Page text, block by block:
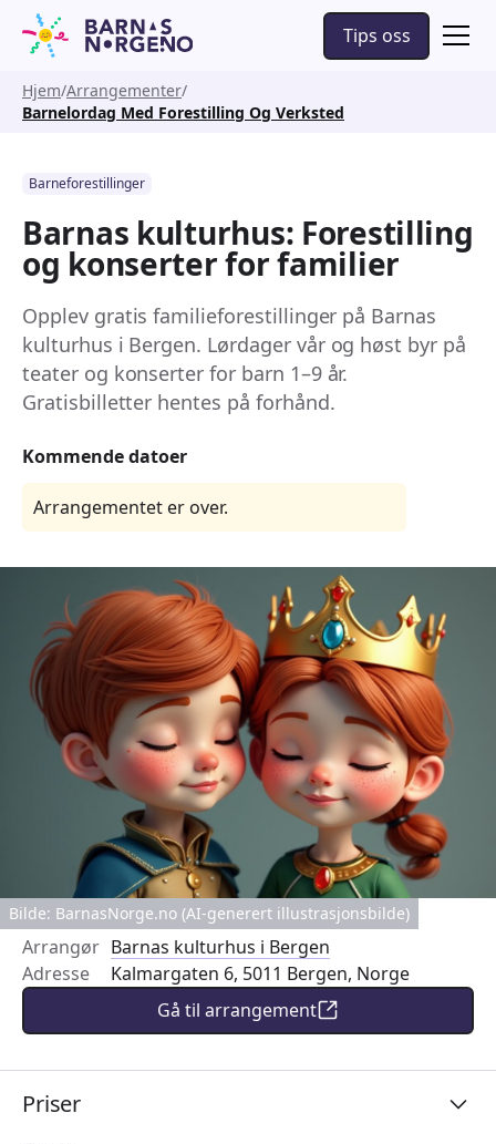
Tips oss
Hjem Arrangementer
Barnelordag Med Forestilling Og Verksted
Barneforestillinger
Barnas kulturhus: Forestilling
og konserter for familier
Opplev gratis familieforestillinger på Barnas
kulturhus i Bergen. Lørdager vår og høst byr på
teater og konserter for barn 1–9 år.
Gratisbilletter hentes på forhånd.
Kommende datoer
Arrangementet er over.
Bilde: BarnasNorge.no (AI-generert illustrasjonsbilde)
Arrangør Barnas kulturhus i Bergen
Adresse
Kalmargaten 6, 5011 Bergen, Norge
Gå til arrangement
Priser